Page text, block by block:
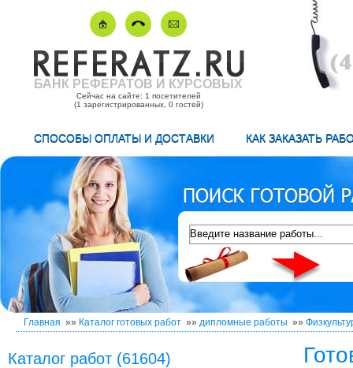
БАНК РЕФЕРАТОВ И КУРСОВЫХ
Сейчас на сайте: 1 посетителей
(1 зарегистрированных, 0 гостей)
СПОСОБЫ ОПЛАТЫ И ДОСТАВКИ КАК ЗАКАЗАТЬ
Главная »» Каталог готовых работ »» дипломные работы »»
Каталог работ (61604)